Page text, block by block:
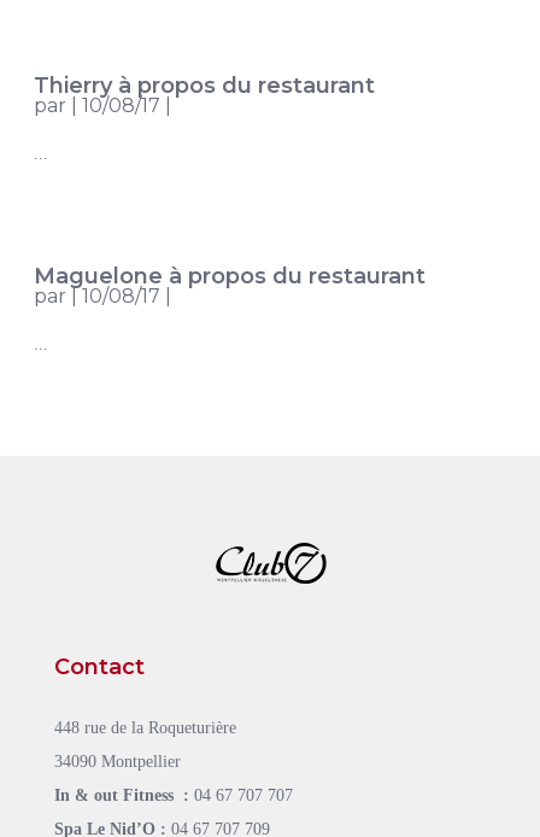
Thierry à propos du restaurant
par |10/08/17
Maguelone à propos du restaurant
par|10/08/17
Contact
448 rue de la Roqueturière
34090 Montpellier
In & out Fitness : 04 67 707 707
Spa Le Nid’O : 04 67 707 709